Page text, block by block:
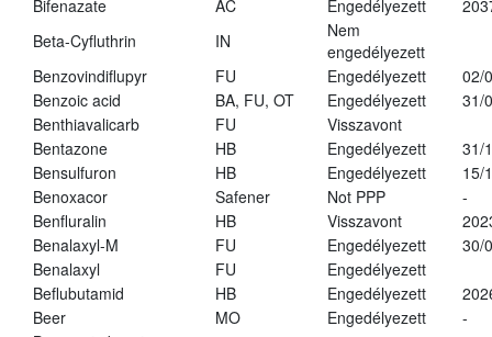
Bifenazate
AC Engedélyezett
Beta-Cyfluthrin
IN
Nem
engedélyezett
Benzovindiflupyr
FU Engedélyezett
02/
Benzoic acid
BA, FU, OT Engedélyezett
31/
Benthiavalicarb
FU
Visszavont
Bentazone
HB Engedélyezett
31/
Bensulfuron
HB Engedélyezett
15/
Benoxacor
Safener Not PPP
-
Benfluralin
HB Visszavont
Benalaxyl-M
FU Engedélyezett
30/
Benalaxyl
FU
Engedélyezett
Beflubutamid
HB Engedélyezett
Beer
MO Engedélyezett
-